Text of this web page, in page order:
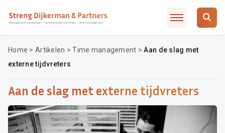
Over SD&P
Waarom SD&P
Incompany / MD traject
Opleidingsadvies
Contact
Home > Artikelen >Time management >Aan de slag met
externe tijdvreters
Aan de slag met externe tijdvreters